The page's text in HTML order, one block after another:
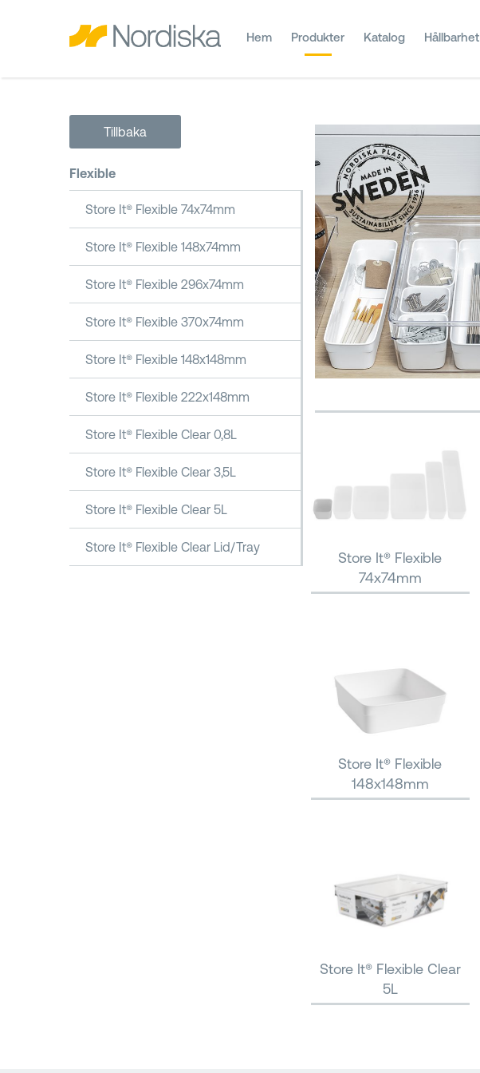
Hem Produkter Katalog Hållbarhet
Tillbaka
Flexible
Store It® Flexible 74x74mm
Store It® Flexible 148x74mm
Store It® Flexible 296x74mm
Store It® Flexible 370x74mm
Store It® Flexible 148x148mm
Store It® Flexible 222x148mm
Store It® Flexible Clear 0,8L
Store It® Flexible Clear 3,5L
Store It® Flexible Clear 5L
Store It® Flexible Clear Lid/Tray
Store It® Flexible
74x74mm
Store It® Flexible
148x148mm
Store It® Flexible Clear
5L